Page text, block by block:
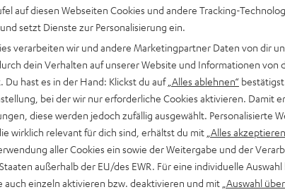
Preis/Klangverhältnis in
Mitten und seidige
sechs Farbsets für
Sound und virtueller
AUX-Verbindung
auf diesen Webseiten Cookies und andere Tracking-
setzt Dienste zur Personalisierung ein.
verarbeiten wir und andere Marketingpartner Daten von dir
dein Verhalten auf unserer Website und Informationen von
Du hast es in der Hand: Klickst du auf „Alles ablehnen“
bei der wir nur erforderliche Cookies aktivieren. Damit
diese werden jedoch zufällig ausgewählt. Personalisierte
wirklich relevant für dich sind, erhältst du mit „Alles
aller Cookies ein sowie der Weitergabe und der
außerhalb der EU/des EWR. Für eine individuelle
auch einzeln aktivieren bzw. deaktivieren und mit „Auswahl